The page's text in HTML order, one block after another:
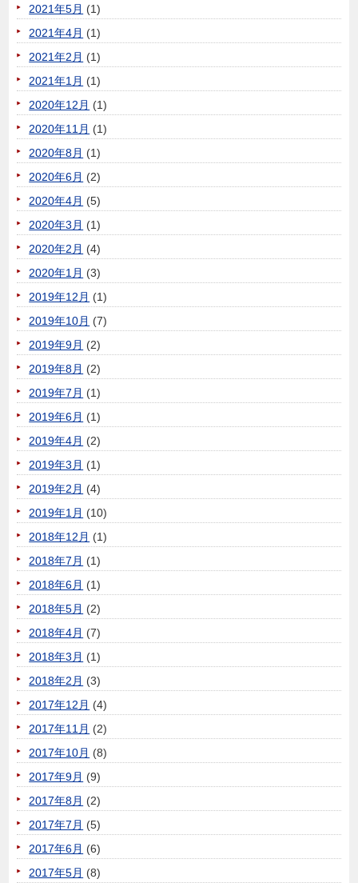
2021年5月 (1)
2021年4月 (1)
2021年2月 (1)
2021年1月 (1)
2020年12月 (1)
2020年11月 (1)
2020年8月 (1)
2020年6月 (2)
2020年4月 (5)
2020年3月 (1)
2020年2月 (4)
2020年1月 (3)
2019年12月 (1)
2019年10月 (7)
2019年9月 (2)
2019年8月 (2)
2019年7月 (1)
2019年6月 (1)
2019年4月 (2)
2019年3月 (1)
2019年2月 (4)
2019年1月 (10)
2018年12月 (1)
2018年7月 (1)
2018年6月 (1)
2018年5月 (2)
2018年4月 (7)
2018年3月 (1)
2018年2月 (3)
2017年12月 (4)
2017年11月 (2)
2017年10月 (8)
2017年9月 (9)
2017年8月 (2)
2017年7月 (5)
2017年6月 (6)
2017年5月 (8)